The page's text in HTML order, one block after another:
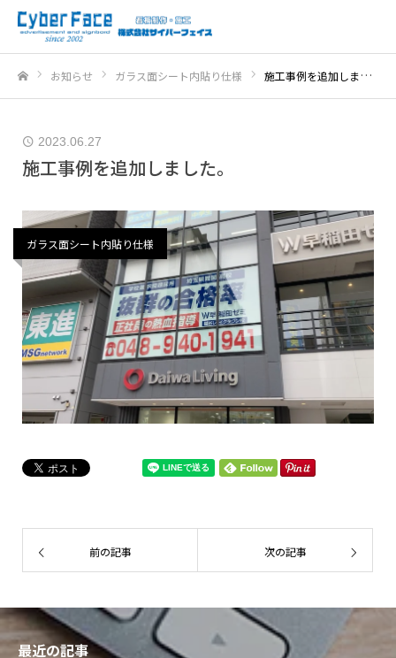
お知らせ ガラス面シート内貼り仕様 施工事例を追加しました。
2023.06.27
施工事例を追加しました。
ガラス面シート内貼り仕様
前の記事 次の記事
最近の記事